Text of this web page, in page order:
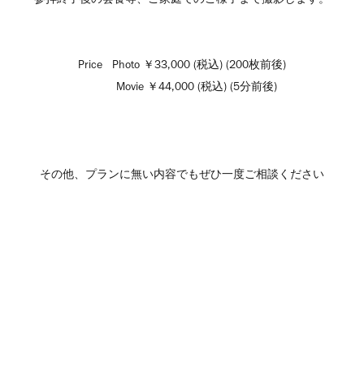
Price Photo ￥33,000 (税込) (200枚前後)
Movie ￥44,000 (税込) (5分前後)
その他、プランに無い内容でもぜひ一度ご相談ください